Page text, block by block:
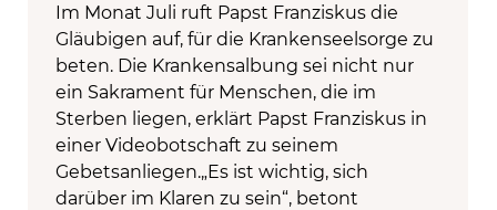
Im Monat Juli ruft Papst Franziskus die
Gläubigen auf, für die Krankenseelsorge zu
beten. Die Krankensalbung sei nicht nur
ein Sakrament für Menschen, die im
Sterben liegen, erklärt Papst Franziskus in
einer Videobotschaft zu seinem
Gebetsanliegen.„Es ist wichtig, sich
darüber im Klaren zu sein“, betont